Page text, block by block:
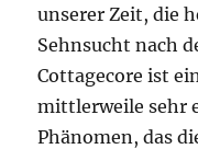
unserer Zeit, die
Sehnsucht nach
Cottagecore ist
mittlerweile sehr
Phänomen, das